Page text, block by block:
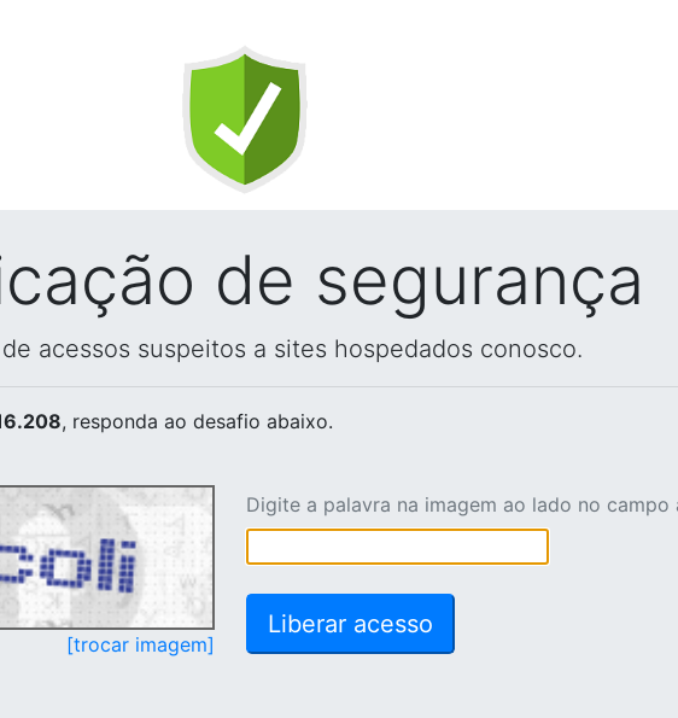
de segurança
acessos suspeitos a sites hospedados conosco.
, responda ao desafio abaixo.
[trocar imagem]
Digite a palavra na imagem ao lado no campo